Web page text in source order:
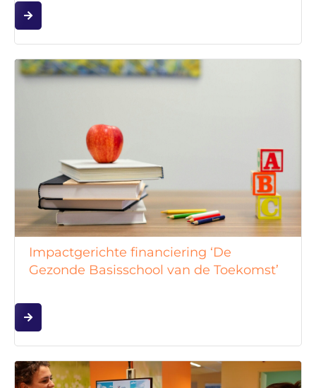
Impactgerichte financiering ‘De
Gezonde Basisschool van de Toekomst’